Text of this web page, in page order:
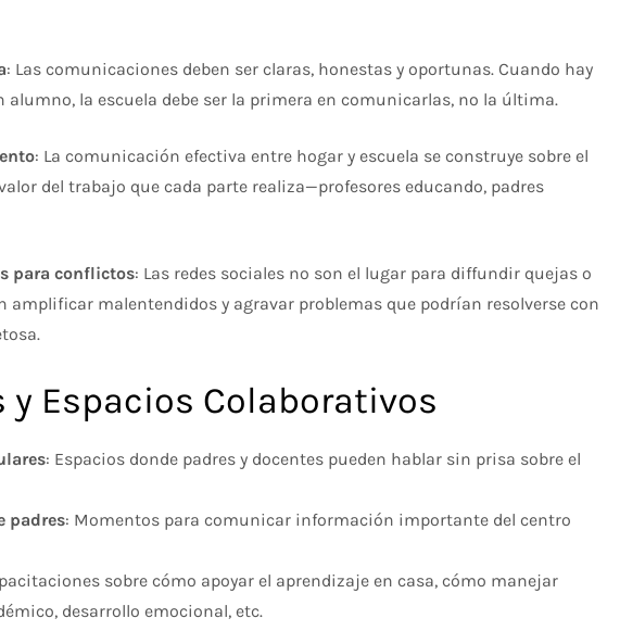
: Las comunicaciones deben ser claras, honestas y oportunas. Cuando hay
alumno, la escuela debe ser la primera en comunicarlas, no la última.​
: La comunicación efectiva entre hogar y escuela se construye sobre el
del trabajo que cada parte realiza—profesores educando, padres
para conflictos: Las redes sociales no son el lugar para diffundir quejas o
amplificar malentendidos y agravar problemas que podrían resolverse con
y Espacios Colaborativos
: Espacios donde padres y docentes pueden hablar sin prisa sobre el
padres: Momentos para comunicar información importante del centro
sobre cómo apoyar el aprendizaje en casa, cómo manejar
desarrollo emocional, etc.​